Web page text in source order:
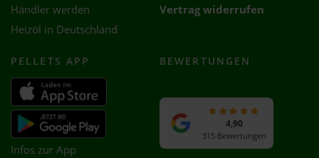
Händler werden
Heizöl in Deutschland
Vertrag widerrufen
PELLETS APP
Infos zur App
BEWERTUNGEN
4,90
315 Bewertungen